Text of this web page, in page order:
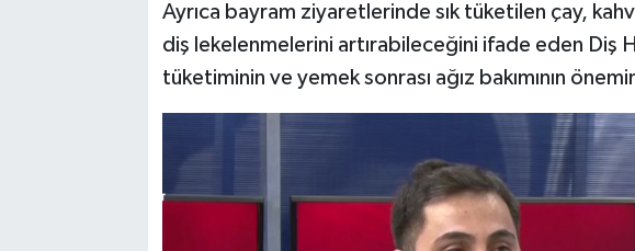
Ayrıca bayram ziyaretlerinde sık tüketilen çay,
diş lekelenmelerini artırabileceğini ifade eden Diş
tüketiminin ve yemek sonrası ağız bakımının